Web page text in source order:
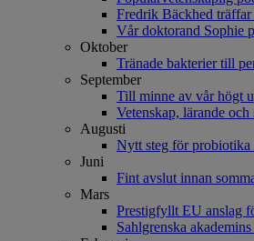
Fredrik Bäckhed
Vår doktorand Sophie
Oktober
Tränade bakterier till
September
Till minne av vår högt
Vetenskap, lärande och
Augusti
Nytt steg för probiotika
Juni
Fint avslut innan
Mars
Prestigfyllt EU anslag
Sahlgrenska